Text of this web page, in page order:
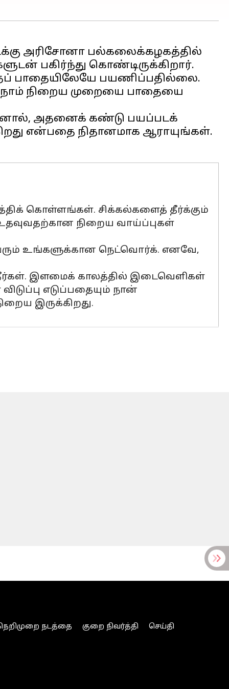
அரிசோனா பல்கலைக்கழகத்தில்
பாதையிலேயே பயணிப்பதில்லை.
நாம் நிறைய முறையை பாதையை
ஆனால், அதனைக் கண்டு பயப்படக்
என்பதை நிதானமாக ஆராயுங்கள்.
கொள்ளங்கள். சிக்கல்களைத் தீர்க்கும்
நிறைய வாய்ப்புகள்
உங்களுக்கான நெட்வொர்க். எனவே,
இளமைக் காலத்தில் இடைவெளிகள்
எடுப்பதையும் நான்
இருக்கிறது.
நடத்தை குறை நிவர்த்தி
செய்தி